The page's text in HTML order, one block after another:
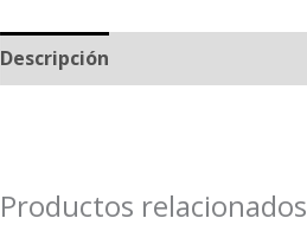
Descripción
Productos relacionados